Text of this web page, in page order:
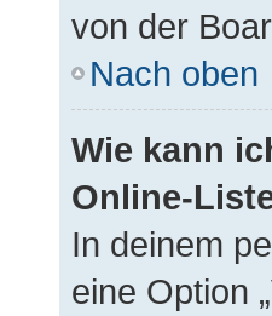
von der
Nach oben
Wie kann
Online-
In deinem
eine Option